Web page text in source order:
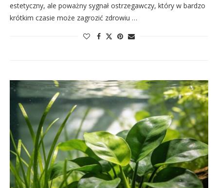
estetyczny, ale poważny sygnał ostrzegawczy, który w bardzo
krótkim czasie może zagrozić zdrowiu …